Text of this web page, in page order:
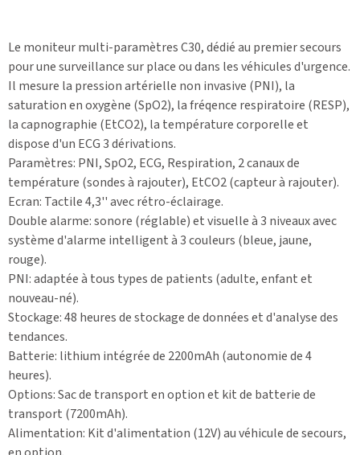
Le moniteur multi-paramètres C30, dédié au premier secours
pour une surveillance sur place ou dans les véhicules d'urgence.
Il mesure la pression artérielle non invasive (PNI), la
saturation en oxygène (SpO2), la fréqence respiratoire (RESP),
la capnographie (EtCO2), la température corporelle et
dispose d'un ECG 3 dérivations.
Paramètres: PNI, SpO2, ECG, Respiration, 2 canaux de
température (sondes à rajouter), EtCO2 (capteur à rajouter).
Ecran: Tactile 4,3'' avec rétro-éclairage.
Double alarme: sonore (réglable) et visuelle à 3 niveaux avec
système d'alarme intelligent à 3 couleurs (bleue, jaune,
rouge).
PNI: adaptée à tous types de patients (adulte, enfant et
nouveau-né).
Stockage: 48 heures de stockage de données et d'analyse des
tendances.
Batterie: lithium intégrée de 2200mAh (autonomie de 4
heures).
Options: Sac de transport en option et kit de batterie de
transport (7200mAh).
Alimentation: Kit d'alimentation (12V) au véhicule de secours,